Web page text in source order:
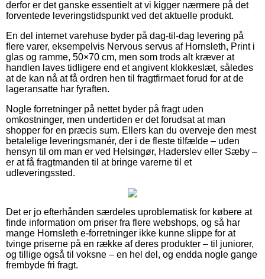
derfor er det ganske essentielt at vi kigger nærmere på det
forventede leveringstidspunkt ved det aktuelle produkt.
En del internet varehuse byder på dag-til-dag levering på
flere varer, eksempelvis Nervous servus af Hornsleth, Print i
glas og ramme, 50×70 cm, men som trods alt kræver at
handlen laves tidligere end et angivent klokkeslæt, således
at de kan nå at få ordren hen til fragtfirmaet forud for at de
lageransatte har fyraften.
Nogle forretninger på nettet byder på fragt uden
omkostninger, men undertiden er det forudsat at man
shopper for en præcis sum. Ellers kan du overveje den mest
betalelige leveringsmanér, der i de fleste tilfælde – uden
hensyn til om man er ved Helsingør, Haderslev eller Sæby –
er at få fragtmanden til at bringe varerne til et
udleveringssted.
Det er jo efterhånden særdeles uproblematisk for købere at
finde information om priser fra flere webshops, og så har
mange Hornsleth e-forretninger ikke kunne slippe for at
tvinge priserne på en række af deres produkter – til juniorer,
og tillige også til voksne – en hel del, og endda nogle gange
frembyde fri fragt.